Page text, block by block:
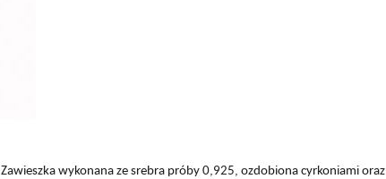
Zawieszka wykonana ze srebra próby 0,925, ozdobiona cyrkoniami oraz